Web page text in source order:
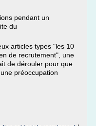
pendant un
du
articles types "les 10
de recrutement", une
de dérouler pour que
préoccupation